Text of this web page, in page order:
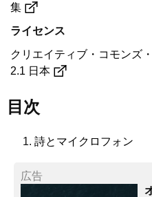
集
ライセンス
クリエイティブ・コモンズ
2.1 日本
目次
詩とマイクロフォン
広告